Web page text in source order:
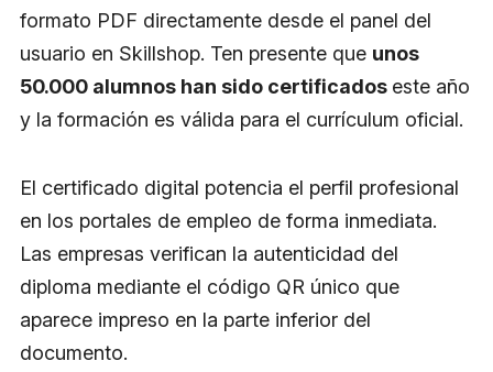
formato PDF directamente desde el panel del
usuario en Skillshop. Ten presente que unos
50.000 alumnos han sido certificados este año
y la formación es válida para el currículum oficial.
El certificado digital potencia el perfil profesional
en los portales de empleo de forma inmediata.
Las empresas verifican la autenticidad del
diploma mediante el código QR único que
aparece impreso en la parte inferior del
documento.